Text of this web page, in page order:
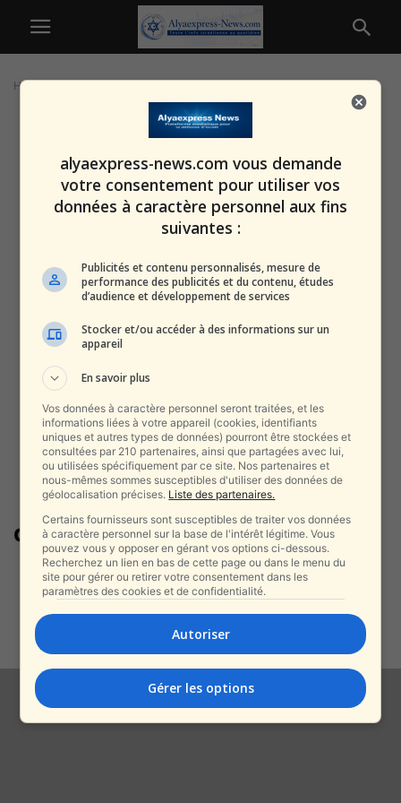
Home
dépouilles
Israël a-t-il livré des corps de
terroristes Nohba à Gaza
pendant...
alxprss_sab - 16 octobre 2025
alyaexpress-news.com vous demande
votre consentement pour utiliser vos
données à caractère personnel aux fins
suivantes :
Publicités et contenu personnalisés, mesure de
performance des publicités et du contenu, études
d’audience et développement de services
Stocker et/ou accéder à des informations sur un
appareil
En savoir plus
Vos données à caractère personnel seront traitées, et les
informations liées à votre appareil (cookies, identifiants
uniques et autres types de données) pourront être stockées et
consultées par 210 partenaires, ainsi que partagées avec lui,
ou utilisées spécifiquement par ce site. Nos partenaires et
nous-mêmes sommes susceptibles d'utiliser des données de
géolocalisation précises. Liste des partenaires.
Certains fournisseurs sont susceptibles de traiter vos données
à caractère personnel sur la base de l'intérêt légitime. Vous
pouvez vous y opposer en gérant vos options ci-dessous.
Recherchez un lien en bas de cette page ou dans le menu du
site pour gérer ou retirer votre consentement dans les
paramètres des cookies et de confidentialité.
Autoriser
Gérer les options